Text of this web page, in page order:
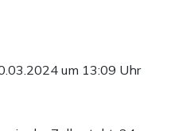
um 13:09 Uhr